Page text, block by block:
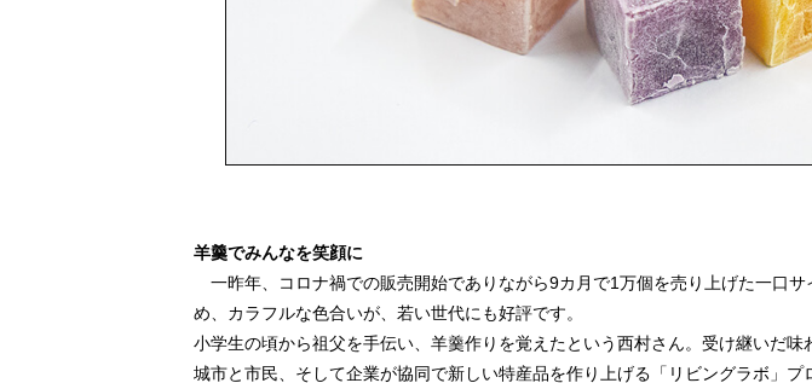
羊羹でみんなを笑顔に
一昨年、コロナ禍での販売開始でありながら9カ月で1万個を売り上げた一口
め、カラフルな色合いが、若い世代にも好評です。
小学生の頃から祖父を手伝い、羊羹作りを覚えたという西村さん。受け継いだ
城市と市民、そして企業が協同で新しい特産品を作り上げる「リビングラボ」